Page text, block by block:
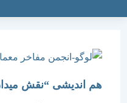
هم اندیشی “نقش میدان